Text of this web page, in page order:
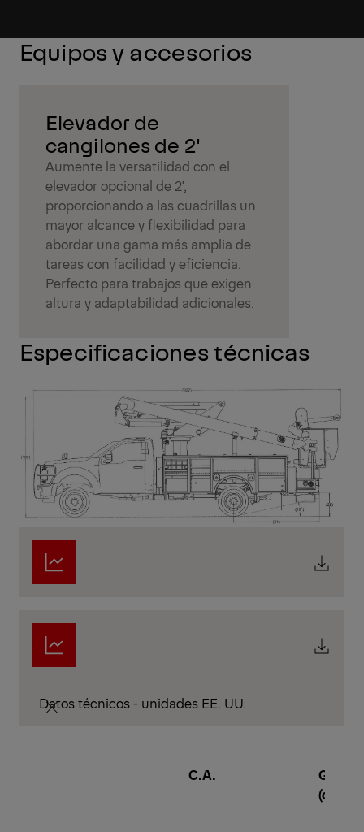
Equipos y accesorios
Elevador de
cangilones de 2'
Aumente la versatilidad con el
elevador opcional de 2',
proporcionando a las cuadrillas un
mayor alcance y flexibilidad para
abordar una gama más amplia de
tareas con facilidad y eficiencia.
Perfecto para trabajos que exigen
altura y adaptabilidad adicionales.
Especificaciones técnicas
Datos técnicos - unidades EE. UU.
C.A.
GAWR